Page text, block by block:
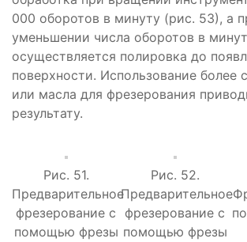
000 оборотов в минуту (рис. 53), а
уменьшении числа оборотов в
осуществляется полировка до
поверхности. Использование более
или масла для фрезерования
результату.
Рис. 51.
Предварительное
фрезерование с
помощью фрезы
Рис. 52.
Предварительное
фрезерование с
помощью фрезы